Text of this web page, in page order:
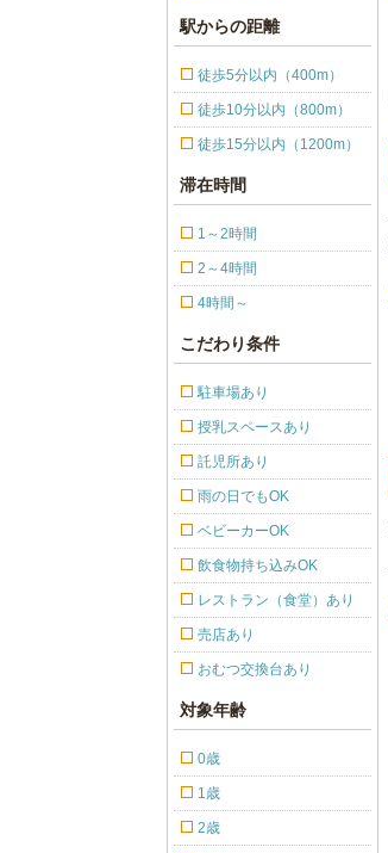
駅からの距離
徒歩5分以内（400m）
徒歩10分以内（800m）
徒歩15分以内（1200m）
滞在時間
1～2時間
2～4時間
4時間～
こだわり条件
駐車場あり
授乳スペースあり
託児所あり
雨の日でもOK
ベビーカーOK
飲食物持ち込みOK
レストラン（食堂）あり
売店あり
おむつ交換台あり
対象年齢
0歳
1歳
2歳